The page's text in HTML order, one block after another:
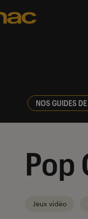
NOS GUIDES
Pop
Jeux vidéo